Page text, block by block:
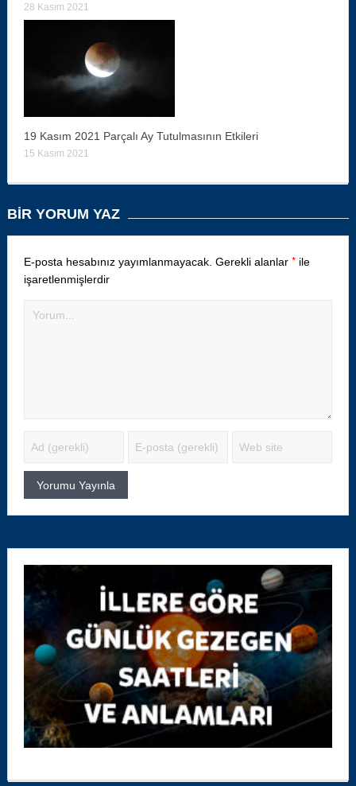
28 Kasım 2021
19 Kasım 2021 Parçalı Ay Tutulmasının Etkileri
15 Kasım 2021
BIR YORUM YAZ
E-posta hesabınız yayımlanmayacak. Gerekli alanlar *ile
işaretlenmişlerdir